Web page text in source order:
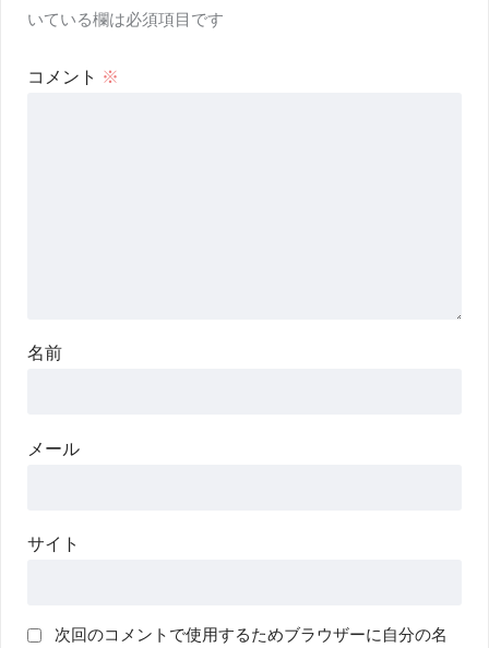
いている欄は必須項目です
コメント ※
名前
メール
サイト
次回のコメントで使用するためブラウザーに自分の名